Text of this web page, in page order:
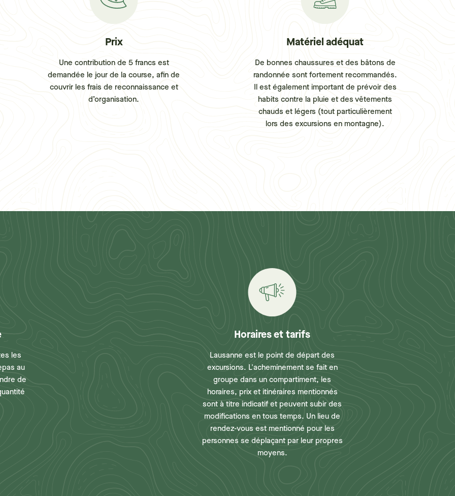
Prix
Une contribution de 5 francs est
demandée le jour de la course, afin de
couvrir les frais de reconnaissance et
d’organisation.
Matériel adéquat
De bonnes chaussures et des bâtons de
randonnée sont fortement recommandés.
Il est également important de prévoir des
habits contre la pluie et des vêtements
chauds et légers (tout particulièrement
lors des excursions en montagne).
les
au
de
Horaires et tarifs
Lausanne est le point de départ des
excursions. L'acheminement se fait en
groupe dans un compartiment, les
horaires, prix et itinéraires mentionnés
sont à titre indicatif et peuvent subir des
modifications en tous temps. Un lieu de
rendez-vous est mentionné pour les
personnes se déplaçant par leur propres
moyens.